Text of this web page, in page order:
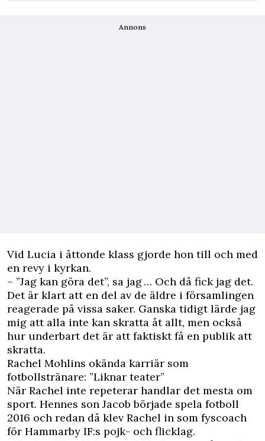
Annons
Vid Lucia i åttonde klass gjorde hon till och med
en revy i kyrkan.
– ”Jag kan göra det”, sa jag … Och då fick jag det.
Det är klart att en del av de äldre i församlingen
reagerade på vissa saker. Ganska tidigt lärde jag
mig att alla inte kan skratta åt allt, men också
hur underbart det är att faktiskt få en publik att
skratta.
Rachel Mohlins okända karriär som
fotbollstränare: ”Liknar teater”
När Rachel inte repeterar handlar det mesta om
sport. Hennes son Jacob började spela fotboll
2016 och redan då klev Rachel in som fyscoach
för Hammarby IF:s pojk- och flicklag.